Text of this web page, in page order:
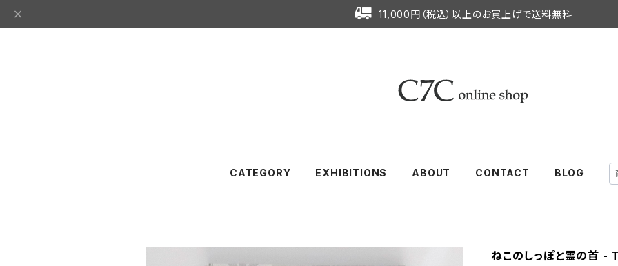
11,000円（税込）以上のお買上げで送料無料
CATEGORY EXHIBITIONS ABOUT CONTACT BLOG
ねこのしっぽと霊の首